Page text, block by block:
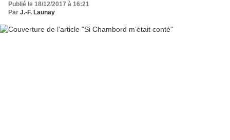
Publié le 18/12/2017 à 16:21
Par J.-F. Launay